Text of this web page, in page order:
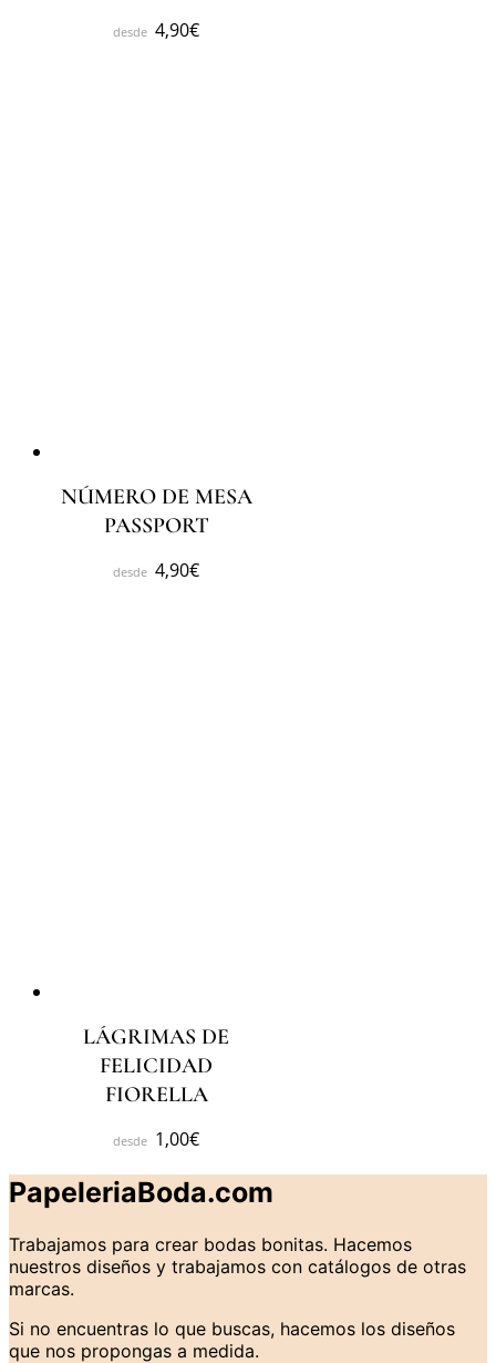
4,90€
NÚMERO DE MESA
PASSPORT
4,90€
LÁGRIMAS DE
FELICIDAD
FIORELLA
1,00€
PapeleriaBoda.com
Trabajamos para crear bodas bonitas. Hacemos
nuestros diseños y trabajamos con catálogos de otras
marcas.
Si no encuentras lo que buscas, hacemos los diseños
que nos propongas a medida.